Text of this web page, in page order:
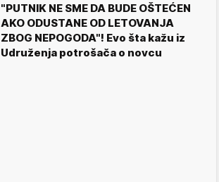
"PUTNIK NE SME DA BUDE OŠTEĆEN
AKO ODUSTANE OD LETOVANJA
ZBOG NEPOGODA"! Evo šta kažu iz
Udruženja potrošača o novcu